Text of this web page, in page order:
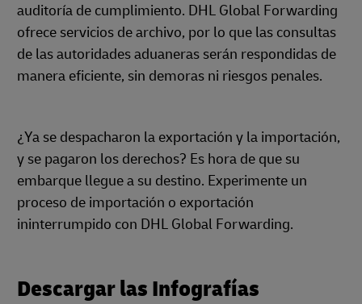
auditoría de cumplimiento. DHL Global Forwarding
ofrece servicios de archivo, por lo que las consultas
de las autoridades aduaneras serán respondidas de
manera eficiente, sin demoras ni riesgos penales.
¿Ya se despacharon la exportación y la importación,
y se pagaron los derechos? Es hora de que su
embarque llegue a su destino. Experimente un
proceso de importación o exportación
ininterrumpido con DHL Global Forwarding.
Descargar las Infografías